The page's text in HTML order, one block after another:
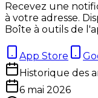
Recevez une
à votre adresse.
Boîte à outils de
App Store
Historique des
6 mai 2026